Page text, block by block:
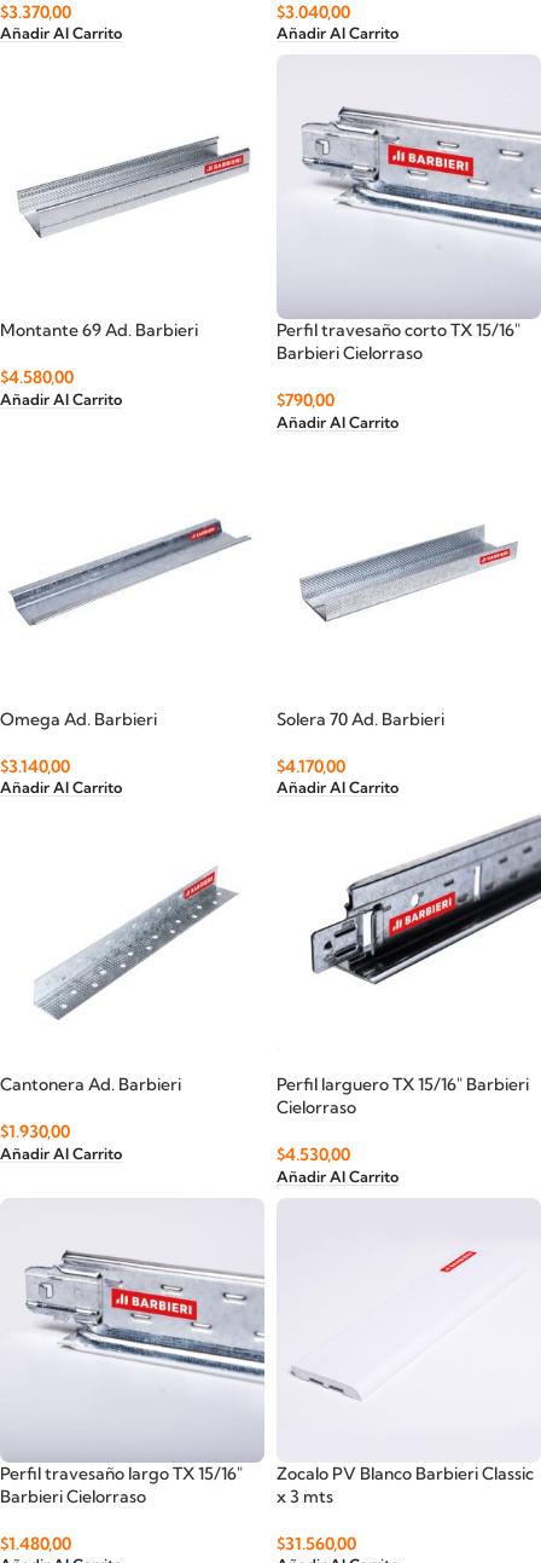
$3.370,00
Añadir Al Carrito
$3.040,00
Añadir Al Carrito
Montante 69 Ad. Barbieri
$4.580,00
Añadir Al Carrito
Perfil travesaño corto TX 15/16″
Barbieri Cielorraso
$790,00
Añadir Al Carrito
Omega Ad. Barbieri
$3.140,00
Añadir Al Carrito
Solera 70 Ad. Barbieri
$4.170,00
Añadir Al Carrito
Cantonera Ad. Barbieri
$1.930,00
Añadir Al Carrito
Perfil larguero TX 15/16″ Barbieri
Cielorraso
$4.530,00
Añadir Al Carrito
Perfil travesaño largo TX 15/16″
Barbieri Cielorraso
$1.480,00
Zocalo PV Blanco Barbieri Classic
x 3 mts
$31.560,00